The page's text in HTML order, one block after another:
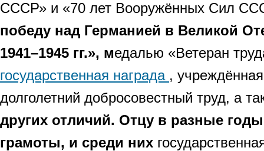
СССР» и «70 лет Вооружённых Сил
победу над Германией в Великой
1941–1945 гг.», медалью «Ветеран
государственная награда ,
долголетний добросовестный труд, а
других отличий. Отцу в разные
грамоты, и среди них